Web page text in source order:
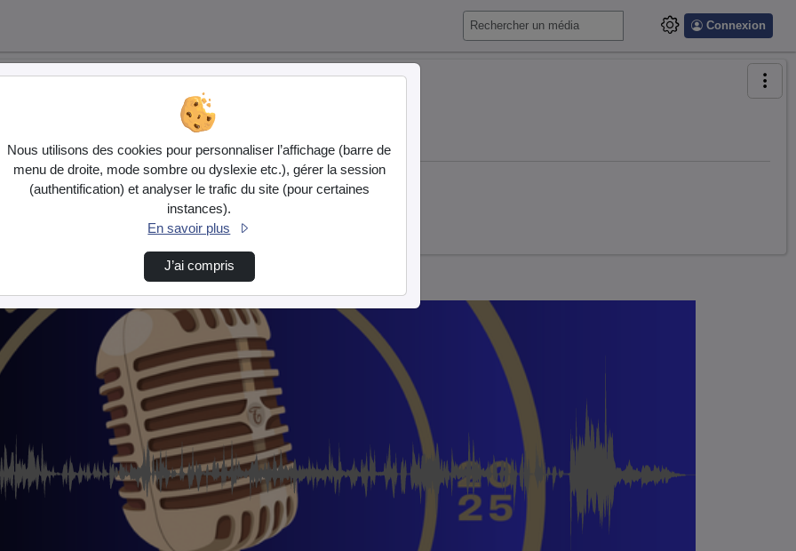
Connexion
Nous utilisons des cookies pour personnaliser l’affichage (barre de
menu de droite, mode sombre ou dyslexie etc.), gérer la session
(authentification) et analyser le trafic du site (pour certaines
instances).
En savoir plus
J’ai compris